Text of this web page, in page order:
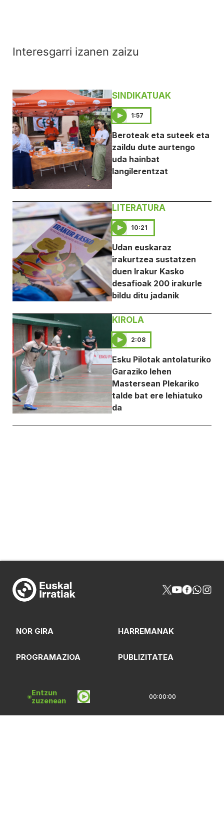
Entzun
zuzenean
00:00:00
Interesgarri izanen zaizu
SINDIKATUAK
1:57
Beroteak eta suteek eta
zaildu dute aurtengo
uda hainbat
langilerentzat
LITERATURA
10:21
Udan euskaraz
irakurtzea sustatzen
duen Irakur Kasko
desafioak 200 irakurle
bildu ditu jadanik
KIROLA
2:08
Esku Pilotak antolaturiko
Garaziko lehen
Mastersean Plekariko
talde bat ere lehiatuko
da
NOR GIRA HARREMANAK
PROGRAMAZIOA PUBLIZITATEA